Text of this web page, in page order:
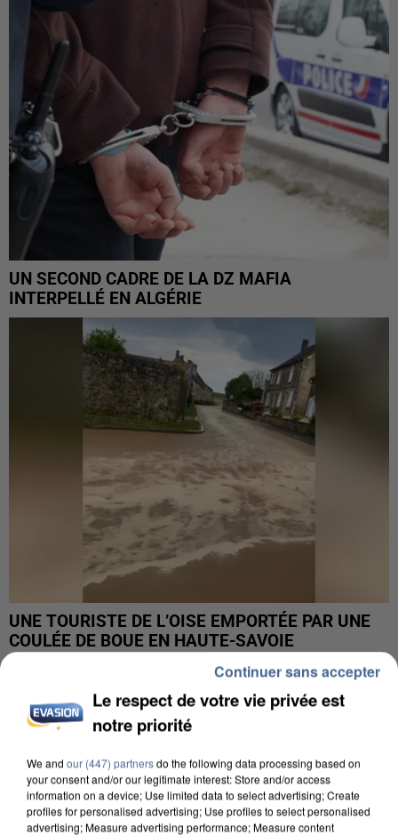
UN SECOND CADRE DE LA DZ MAFIA
INTERPELLÉ EN ALGÉRIE
UNE TOURISTE DE L’OISE EMPORTÉE PAR UNE
COULÉE DE BOUE EN HAUTE-SAVOIE
Le respect de votre vie privée est
notre priorité
We and our (447) partnersdo the following data processing based on
your consent and/or our legitimate interest: Store and/or access
information on a device; Use limited data to select advertising; Create
profiles for personalised advertising; Use profiles to select personalised
advertising; Measure advertising performance; Measure content
Continuer sans accepter